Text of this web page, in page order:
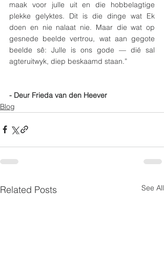
maak voor julle uit en die hobbelagtige
plekke gelyktes. Dit is die dinge wat Ek
doen en nie nalaat nie. Maar die wat op
gesnede beelde vertrou, wat aan gegote
beelde sê: Julle is ons gode — dié sal
agteruitwyk, diep beskaamd staan.”
- Deur Frieda van den Heever
Blog
Related Posts See All